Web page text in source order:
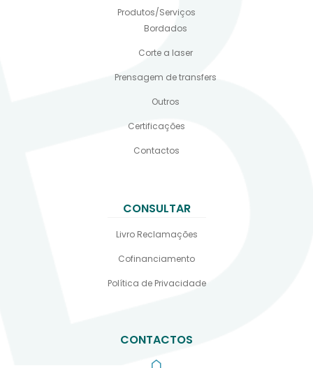
Produtos/Serviços
Bordados
Corte a laser
Prensagem de transfers
Outros
Certificações
Contactos
CONSULTAR
Livro Reclamações
Cofinanciamento
Política de Privacidade
CONTACTOS